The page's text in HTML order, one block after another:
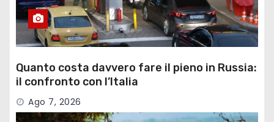
Quanto costa davvero fare il pieno in Russia:
il confronto con l’Italia
Ago 7, 2026